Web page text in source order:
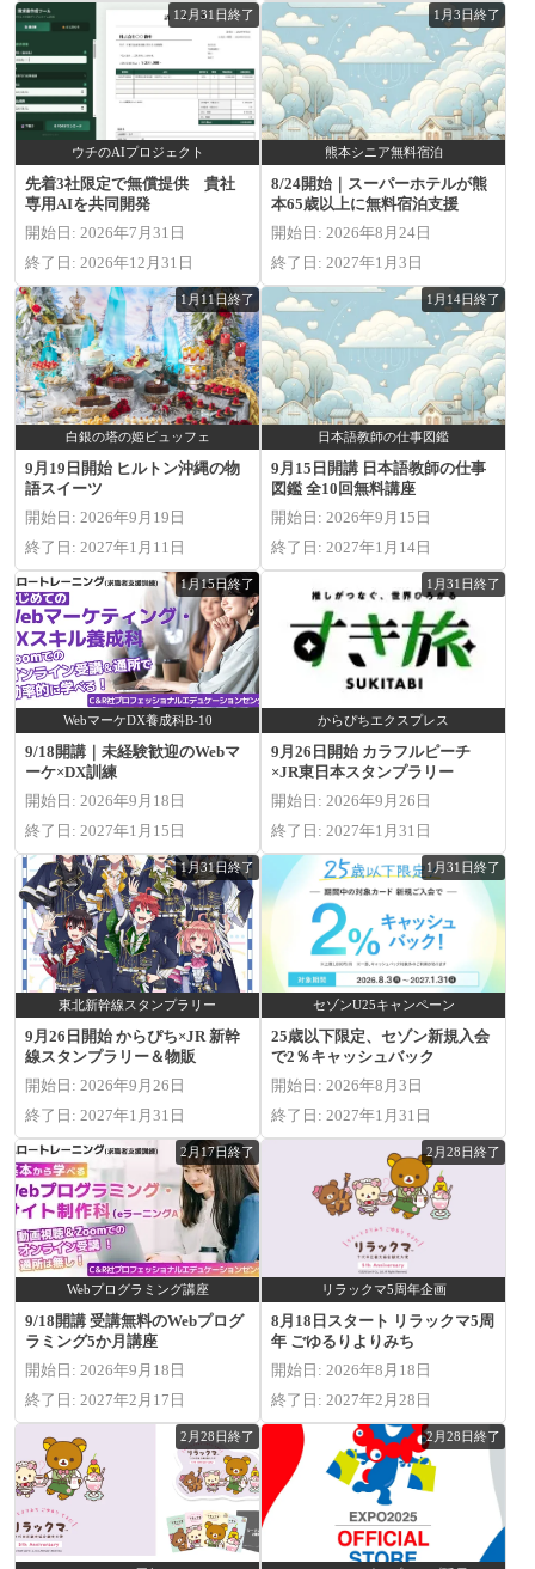
12月31日終了
ウチのAIプロジェクト
先着3社限定で無償提供 貴社
専用AIを共同開発
開始日: 2026年7月31日
終了日: 2026年12月31日
1月3日終了
熊本シニア無料宿泊
8/24開始｜スーパーホテルが熊
本65歳以上に無料宿泊支援
開始日: 2026年8月24日
終了日: 2027年1月3日
1月11日終了
白銀の塔の姫ビュッフェ
9月19日開始 ヒルトン沖縄の物
語スイーツ
開始日: 2026年9月19日
終了日: 2027年1月11日
1月14日終了
日本語教師の仕事図鑑
9月15日開講 日本語教師の仕事
図鑑 全10回無料講座
開始日: 2026年9月15日
終了日: 2027年1月14日
1月15日終了
WebマーケDX養成科B-10
9/18開講｜未経験歓迎のWebマ
ーケ×DX訓練
開始日: 2026年9月18日
終了日: 2027年1月15日
1月31日終了
からぴちエクスプレス
9月26日開始 カラフルピーチ
×JR東日本スタンプラリー
開始日: 2026年9月26日
終了日: 2027年1月31日
1月31日終了
東北新幹線スタンプラリー
9月26日開始 からぴち×JR 新幹
線スタンプラリー＆物販
開始日: 2026年9月26日
終了日: 2027年1月31日
1月31日終了
セゾンU25キャンペーン
25歳以下限定、セゾン新規入会
で2％キャッシュバック
開始日: 2026年8月3日
終了日: 2027年1月31日
2月17日終了
Webプログラミング講座
9/18開講 受講無料のWebプログ
ラミング5か月講座
開始日: 2026年9月18日
終了日: 2027年2月17日
2月28日終了
リラックマ5周年企画
8月18日スタート リラックマ5周
年 ごゆるりよりみち
開始日: 2026年8月18日
終了日: 2027年2月28日
2月28日終了 2月28日終了